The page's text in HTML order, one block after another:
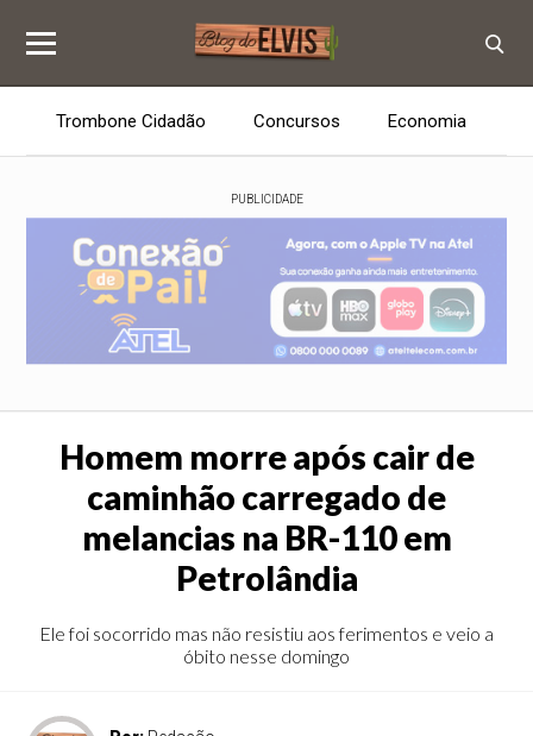
Trombone Cidadão Concursos Economia
PUBLICIDADE
Homem morre após cair de
caminhão carregado de
melancias na BR-110 em
Petrolândia
Ele foi socorrido mas não resistiu aos ferimentos e veio a
óbito nesse domingo